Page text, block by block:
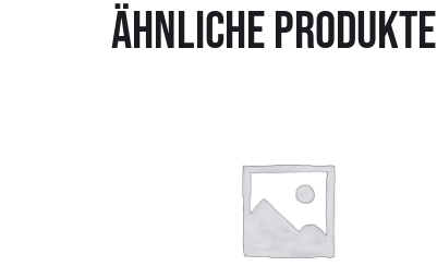
ÄHNLICHE PRODUKTE